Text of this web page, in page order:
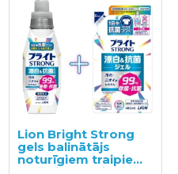
Lion Bright Strong
gels balinātājs
noturīgiem traipiem